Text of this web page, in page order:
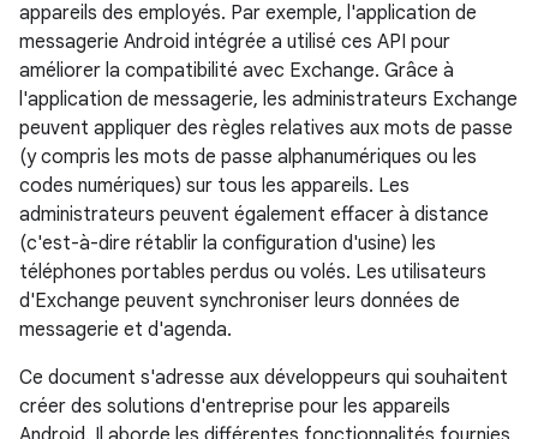
appareils des employés. Par exemple, l'application de
messagerie Android intégrée a utilisé ces API pour
améliorer la compatibilité avec Exchange. Grâce à
l'application de messagerie, les administrateurs Exchange
peuvent appliquer des règles relatives aux mots de passe
(y compris les mots de passe alphanumériques ou les
codes numériques) sur tous les appareils. Les
administrateurs peuvent également effacer à distance
(c'est-à-dire rétablir la configuration d'usine) les
téléphones portables perdus ou volés. Les utilisateurs
d'Exchange peuvent synchroniser leurs données de
messagerie et d'agenda.
Ce document s'adresse aux développeurs qui souhaitent
créer des solutions d'entreprise pour les appareils